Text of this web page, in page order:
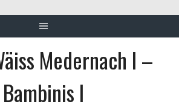
Medernach I –
Bambinis I